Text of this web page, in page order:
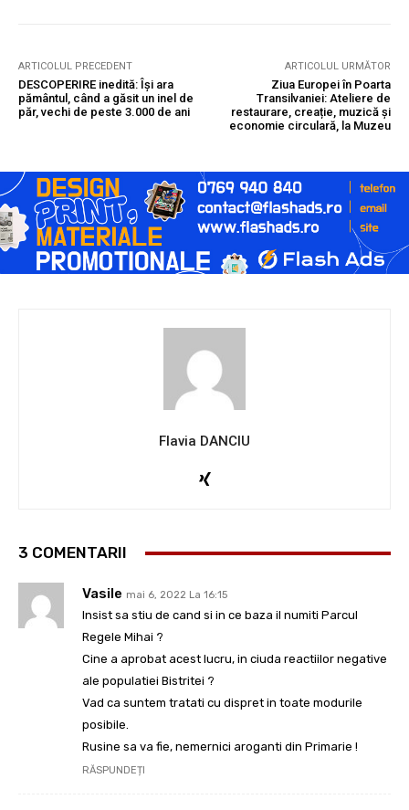
ARTICOLUL PRECEDENT
DESCOPERIRE inedită: Își ara
pământul, când a găsit un inel de
păr, vechi de peste 3.000 de ani
ARTICOLUL URMĂTOR
Ziua Europei în Poarta
Transilvaniei: Ateliere de
restaurare, creație, muzică și
economie circulară, la Muzeu
Flavia DANCIU
3 COMENTARII
Vasile mai 6, 2022 La 16:15
Insist sa stiu de cand si in ce baza il numiti Parcul
Regele Mihai ?
Cine a aprobat acest lucru, in ciuda reactiilor negative
ale populatiei Bistritei ?
Vad ca suntem tratati cu dispret in toate modurile
posibile.
Rusine sa va fie, nemernici aroganti din Primarie !
RĂSPUNDEȚI